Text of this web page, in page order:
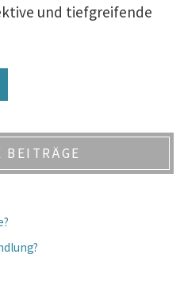
und tiefgreifende
BEITRÄGE